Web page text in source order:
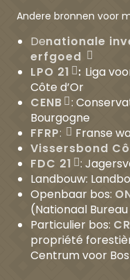
Andere bronnen voor
Denationale
erfgoed
LPO 21
: Liga
Côte d’Or
CENB
:
Bourgogne
FFRP:
Franse
Vissersbond
FDC 21
:
Landbouw:
Openbaar bos:
(Nationaal
Particulier bos:
propriété
Centrum voor